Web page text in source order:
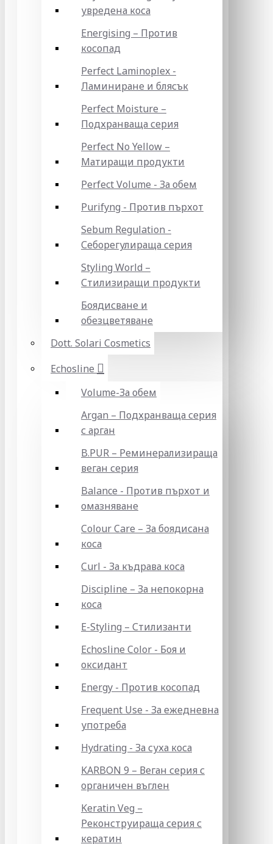
увредена коса
Energising – Против
косопад
Perfect Laminoplex -
Ламиниране и блясък
Perfect Moisture –
Подхранваща серия
Perfect No Yellow –
Матиращи продукти
Perfect Volume - За обем
Purifyng - Против пърхот
Sebum Regulation -
Себорегулираща серия
Styling World –
Стилизиращи продукти
Боядисване и
обезцветяване
Dott. Solari Cosmetics
Echosline
Volume-За обем
Argan – Подхранваща серия
с арган
B.PUR – Реминерализираща
веган серия
Balance - Против пърхот и
омазняване
Colour Care – За боядисана
коса
Curl - За къдрава коса
Discipline – За непокорна
коса
E-Styling – Стилизанти
Echosline Color - Боя и
оксидант
Energy - Против косопад
Frequent Use - За ежедневна
употреба
Hydrating - За суха коса
KARBON 9 – Веган серия с
органичен въглен
Keratin Veg –
Реконструираща серия с
кератин